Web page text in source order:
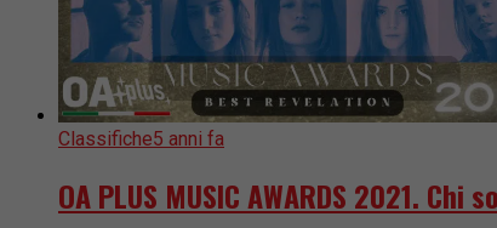
Classifiche5 anni fa
OA PLUS MUSIC AWARDS 2021.